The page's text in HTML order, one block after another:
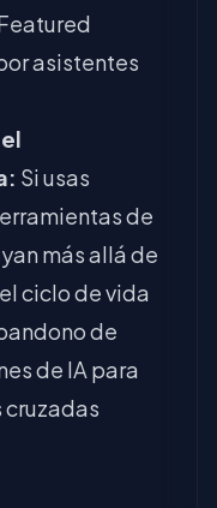
asistentes
Si usas
de
más allá de
ciclo de vida
de
de IA para